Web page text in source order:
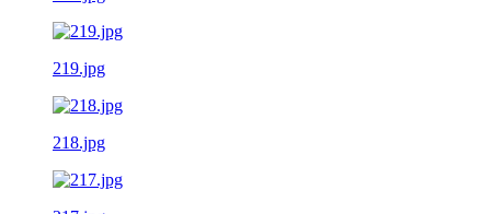
219.jpg
218.jpg